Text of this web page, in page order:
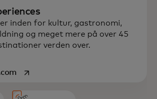
inden for kultur, gastronomi,
og meget mere på over 45
verden over.
opens in a new tab